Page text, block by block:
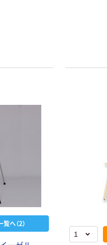
へ（2）